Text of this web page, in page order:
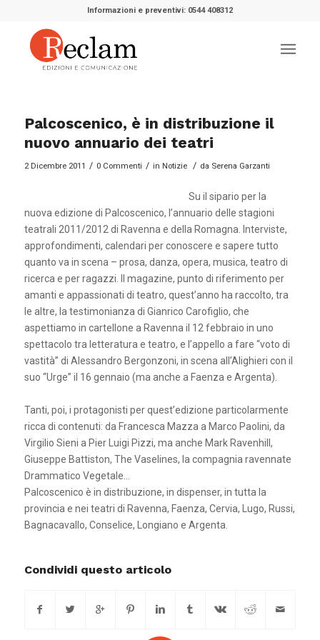
Informazioni e preventivi: 0544 408312
Palcoscenico, è in distribuzione il
nuovo annuario dei teatri
2 Dicembre 2011 / 0 Commenti / in Notizie / da Serena Garzanti
Su il sipario per la
nuova edizione di Palcoscenico, l’annuario delle stagioni
teatrali 2011/2012 di Ravenna e della Romagna. Interviste,
approfondimenti, calendari per conoscere e sapere tutto
quanto va in scena – prosa, danza, opera, musica, teatro di
ricerca e per ragazzi. Il magazine, punto di riferimento per
amanti e appassionati di teatro, quest’anno ha raccolto, tra
le altre, la testimonianza di Gianrico Carofiglio, che
aspettiamo in cartellone a Ravenna il 12 febbraio in uno
spettacolo tra letteratura e teatro, e l’appello a fare “voto di
vastità” di Alessandro Bergonzoni, in scena all’Alighieri con il
suo “Urge” il 16 gennaio (ma anche a Faenza e Argenta).
Tanti, poi, i protagonisti per quest’edizione particolarmente
ricca di contenuti: da Francesca Mazza a Marco Paolini, da
Virgilio Sieni a Pier Luigi Pizzi, ma anche Mark Ravenhill,
Giuseppe Battiston, The Vaselines, la compagnia ravennate
Drammatico Vegetale…
Palcoscenico è in distribuzione, in dispenser, in tutta la
provincia e nei teatri di Ravenna, Faenza, Cervia, Lugo, Russi,
Bagnacavallo, Conselice, Longiano e Argenta.
Condividi questo articolo